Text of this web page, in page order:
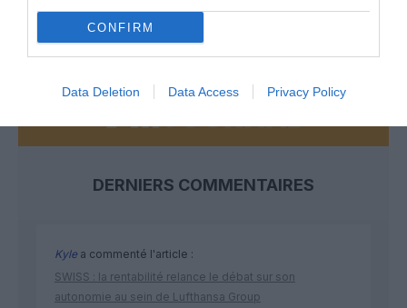
CONFIRM
Data Deletion Data Access Privacy Policy
DERNIERS COMMENTAIRES
Kylea commenté l'article :
SWISS : la rentabilité relance le débat sur son
autonomie au sein de Lufthansa Group